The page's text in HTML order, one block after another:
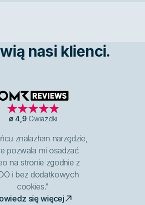
nasi klienci.
OMR Reviews
∅ 4,9 Gwiazdki
znalazłem narzędzie,
pozwala mi osadzać
na stronie zgodnie z
i bez dodatkowych
cookies."
się więcej